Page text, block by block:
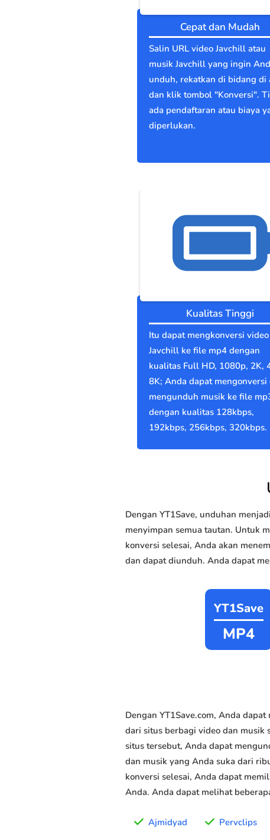
Cepat dan Mudah
Salin URL video Javchill atau
musik Javchill yang ingin
unduh, rekatkan di bidang di
dan klik tombol "Konversi".
ada pendaftaran atau biaya
diperlukan.
Kualitas Tinggi
Itu dapat mengkonversi video
Javchill ke file mp4 dengan
kualitas Full HD, 1080p, 2K,
8K; Anda dapat mengonversi
mengunduh musik ke file
dengan kualitas 128kbps,
192kbps, 256kbps, 320kbps.
Dengan YT1Save, unduhan
menyimpan semua tautan. Untuk
konversi selesai, Anda akan
dan dapat diunduh. Anda dapat
YT1Save
MP4
Dengan YT1Save.com, Anda
dari situs berbagi video dan musik
situs tersebut, Anda dapat
dan musik yang Anda suka dari
konversi selesai, Anda dapat
Anda. Anda dapat melihat
Ajmidyad Pervclips